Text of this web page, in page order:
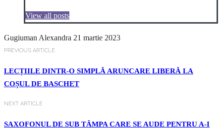
View all posts
Gugiuman Alexandra 21 martie 2023
PREVIOUS ARTICLE
LECȚIILE DINTR-O SIMPLĂ ARUNCARE LIBERĂ LA
COȘUL DE BASCHET
NEXT ARTICLE
SAXOFONUL DE SUB TÂMPA CARE SE AUDE PENTRU A-I